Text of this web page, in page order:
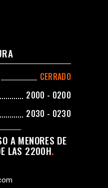
CERRADO
2000 - 0200
2030 - 0230
A MENORES DE
LAS 2200H